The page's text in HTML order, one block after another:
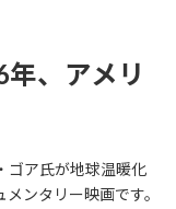
年、アメリ
ゴア氏が地球温暖化
ンタリー映画です。